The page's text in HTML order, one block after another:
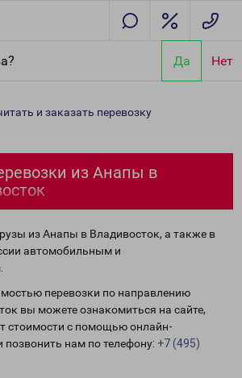
Да Нет
и заказать перевозку
из Анапы в
из Анапы в Владивосток, а также в
автомобильным и
перевозки по направлению
вы можете ознакомиться на сайте,
стоимости с помощью онлайн-
позвонить нам по телефону: +7 (495)